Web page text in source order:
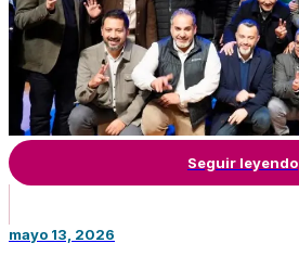
Seguir leyendo
mayo 13, 2026